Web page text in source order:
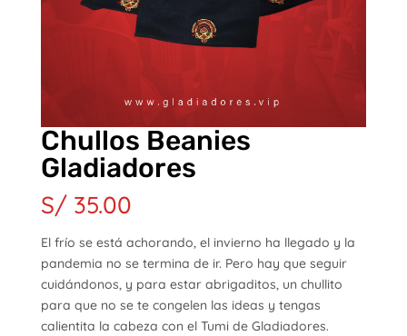
Chullos Beanies
Gladiadores
S/35.00
El frío se está achorando, el invierno ha llegado y la
pandemia no se termina de ir. Pero hay que seguir
cuidándonos, y para estar abrigaditos, un chullito
para que no se te congelen las ideas y tengas
calientita la cabeza con el Tumi de Gladiadores.